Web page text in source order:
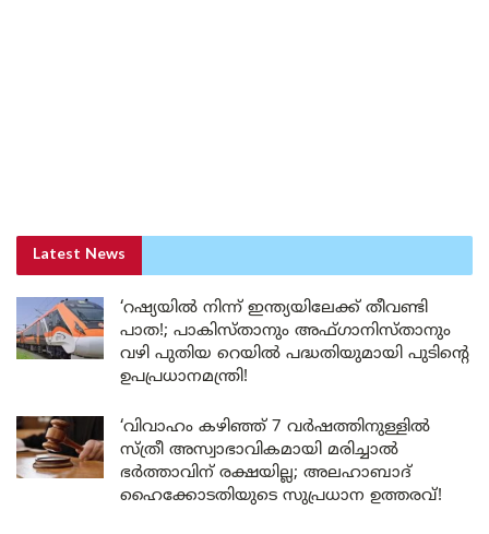
Latest News
‘റഷ്യയിൽ നിന്ന് ഇന്ത്യയിലേക്ക് തീവണ്ടി
പാത!; പാകിസ്താനും അഫ്ഗാനിസ്താനും
വഴി പുതിയ റെയിൽ പദ്ധതിയുമായി പുടിന്റെ
ഉപപ്രധാനമന്ത്രി!
‘വിവാഹം കഴിഞ്ഞ് 7 വർഷത്തിനുള്ളിൽ
സ്ത്രീ അസ്വാഭാവികമായി മരിച്ചാൽ
ഭർത്താവിന് രക്ഷയില്ല; അലഹാബാദ്
ഹൈക്കോടതിയുടെ സുപ്രധാന ഉത്തരവ്!